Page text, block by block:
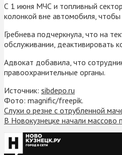
С 1 июня МЧС и топливный
колонкой вне автомобиля,
Гребнева подчеркнула, что на
обслуживании, деактивировать
Адвокат добавила, что
правоохранительные органы.
Источник: sibdepo.ru
Фото: magnific/freepik.
Слухи о резне с отрубленной
В Новокузнецке начали массово